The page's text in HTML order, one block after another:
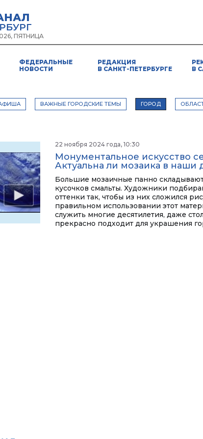
ПЯТНИЦА
ФЕДЕРАЛЬНЫЕ
НОВОСТИ
РЕДАКЦИЯ
В САНКТ-ПЕТЕРБУРГЕ
В
ВАЖНЫЕ ГОРОДСКИЕ ТЕМЫ ГОРОД
22 ноября 2024 года, 10:30
Монументальное искусство
Актуальна ли мозаика в наши
Большие мозаичные панно
кусочков смальты. Художники
оттенки так, чтобы из них сложился
правильном использовании этот
служить многие десятилетия, даже
прекрасно подходит для украшения